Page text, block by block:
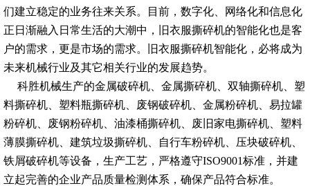
们建立稳定的业务往来关系。目前，数字化、网络化和信息化
正日渐融入日常生活的大潮中，旧衣服撕碎机的智能化也是客
户的需求，更是市场的需求。旧衣服撕碎机智能化，必将成为
未来机械行业及其它相关行业的发展趋势。
科胜机械生产的金属破碎机、金属撕碎机、双轴撕碎机、塑
料撕碎机、塑料瓶撕碎机、废钢破碎机、金属粉碎机、易拉罐
粉碎机、废钢粉碎机、油漆桶撕碎机、废旧家电撕碎机、塑料
薄膜撕碎机、建筑垃圾撕碎机、自行车粉碎机、压块破碎机、
铁屑破碎机等设备，生产工艺，严格遵守ISO9001标准，并建
立起完善的企业产品质量检测体系，确保产品符合标准。